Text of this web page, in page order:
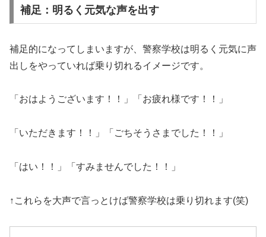
補足：明るく元気な声を出す
補足的になってしまいますが、警察学校は明るく元気に声
出しをやっていれば乗り切れるイメージです。
「おはようございます！！」「お疲れ様です！！」
「いただきます！！」「ごちそうさまでした！！」
「はい！！」「すみませんでした！！」
↑これらを大声で言っとけば警察学校は乗り切れます(笑)